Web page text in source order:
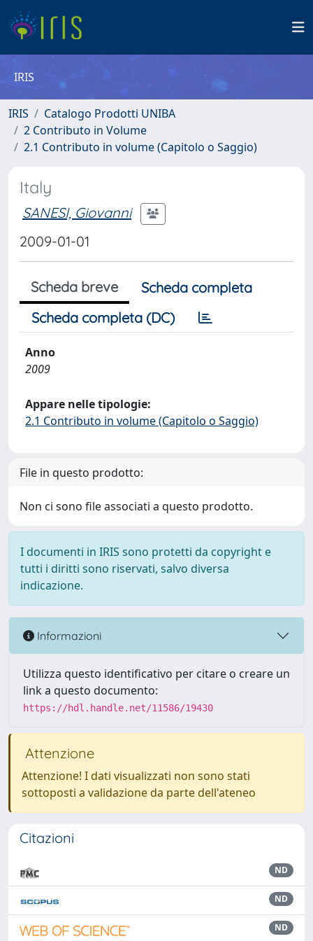
IRIS
IRIS
Catalogo Prodotti UNIBA
2 Contributo in Volume
2.1 Contributo in volume (Capitolo o Saggio)
Italy
SANESI, Giovanni
2009-01-01
Scheda breve
Scheda completa
Scheda completa (DC)
Anno
2009
Appare nelle tipologie:
2.1 Contributo in volume (Capitolo o Saggio)
File in questo prodotto:
Non ci sono file associati a questo prodotto.
I documenti in IRIS sono protetti da copyright e
tutti i diritti sono riservati, salvo diversa
indicazione.
Informazioni
Utilizza questo identificativo per citare o creare un
link a questo documento:
https://hdl.handle.net/11586/19430
Attenzione
Attenzione! I dati visualizzati non sono stati
sottoposti a validazione da parte dell'ateneo
Citazioni
ND
ND
ND